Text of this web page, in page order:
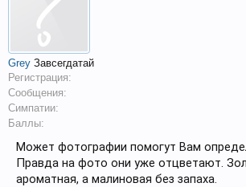
Grey Завсегдатай
Регистрация:
Сообщения:
Симпатии:
Баллы:
Может фотографии помогут Вам
Правда на фото они уже отцветают.
ароматная, а малиновая без запаха.